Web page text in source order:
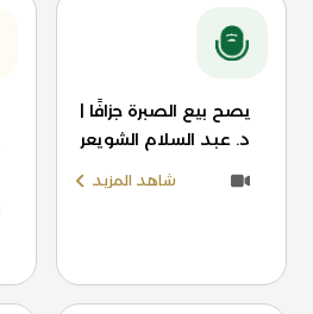
يصح بيع الصبرة جزافًا |
د. عبد السلام الشويعر
شاهد المزيد